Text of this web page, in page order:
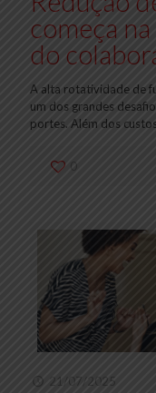
começa
do
A alta rotatividade de
um dos grandes
portes. Além dos
0
21/07/2025